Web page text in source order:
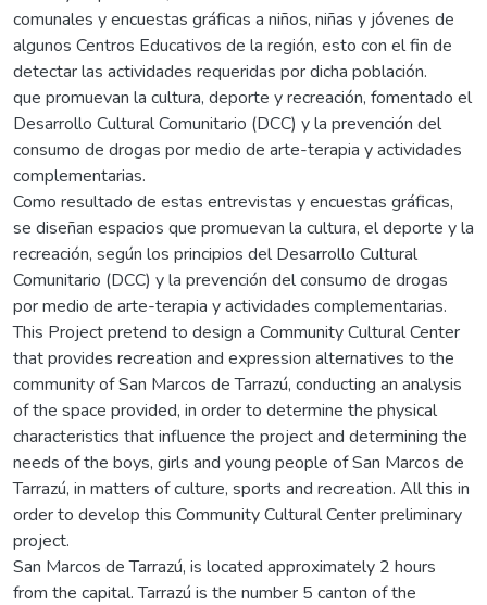
comunales y encuestas gráficas a niños, niñas y jóvenes de
algunos Centros Educativos de la región, esto con el fin de
detectar las actividades requeridas por dicha población.
que promuevan la cultura, deporte y recreación, fomentado el
Desarrollo Cultural Comunitario (DCC) y la prevención del
consumo de drogas por medio de arte-terapia y actividades
complementarias.
Como resultado de estas entrevistas y encuestas gráficas,
se diseñan espacios que promuevan la cultura, el deporte y la
recreación, según los principios del Desarrollo Cultural
Comunitario (DCC) y la prevención del consumo de drogas
por medio de arte-terapia y actividades complementarias.
This Project pretend to design a Community Cultural Center
that provides recreation and expression alternatives to the
community of San Marcos de Tarrazú, conducting an analysis
of the space provided, in order to determine the physical
characteristics that influence the project and determining the
needs of the boys, girls and young people of San Marcos de
Tarrazú, in matters of culture, sports and recreation. All this in
order to develop this Community Cultural Center preliminary
project.
San Marcos de Tarrazú, is located approximately 2 hours
from the capital. Tarrazú is the number 5 canton of the